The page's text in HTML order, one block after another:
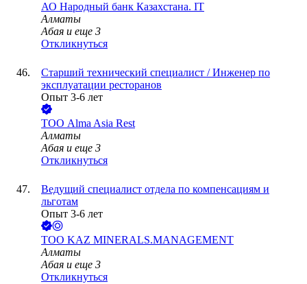
АО Народный банк Казахстана. IT
Алматы
Абая и еще 3
Откликнуться
Старший технический специалист / Инженер по
эксплуатации ресторанов
Опыт 3-6 лет
ТОО Alma Asia Rest
Алматы
Абая и еще 3
Откликнуться
Ведущий специалист отдела по компенсациям и
льготам
Опыт 3-6 лет
ТОО KAZ MINERALS.MANAGEMENT
Алматы
Абая и еще 3
Откликнуться